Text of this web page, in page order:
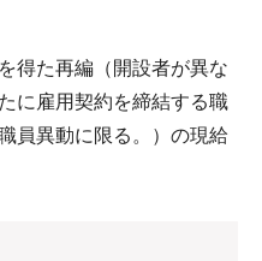
得た再編（開設者が異な
に雇用契約を締結する職
員異動に限る。）の現給